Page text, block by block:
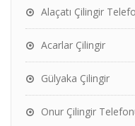
Alaçatı Çilingir
Acarlar Çilingir
Gülyaka Çilingir
Onur Çilingir